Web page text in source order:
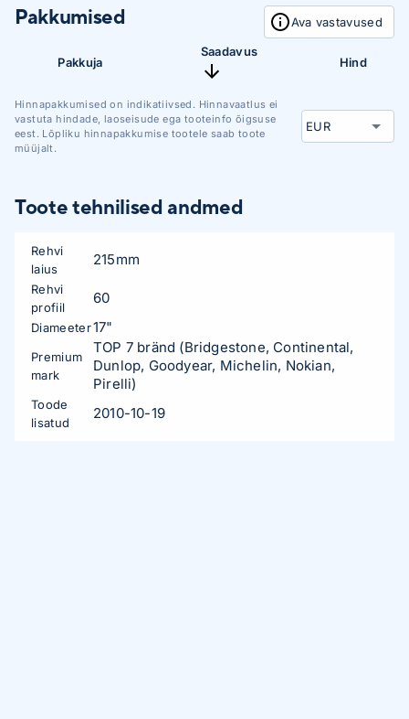
Pakkumised Ava vastavused
Pakkuja
Saadavus
Hind
Hinnapakkumised on indikatiivsed. Hinnavaatlus ei
vastuta hindade, laoseisude ega tooteinfo õigsuse
eest. Lõpliku hinnapakkumise tootele saab toote
müüjalt.
Toote tehnilised andmed
Rehvi
laius
215mm
Rehvi
profiil
60
Diameeter17"
Premium
mark
TOP 7 bränd (Bridgestone, Continental,
Dunlop, Goodyear, Michelin, Nokian,
Pirelli)
Toode
lisatud
2010-10-19